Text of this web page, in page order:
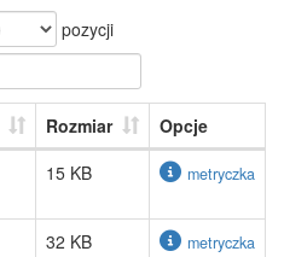
pozycji
Rozmiar
Opcje
15 KB metryczka
32 KB metryczka